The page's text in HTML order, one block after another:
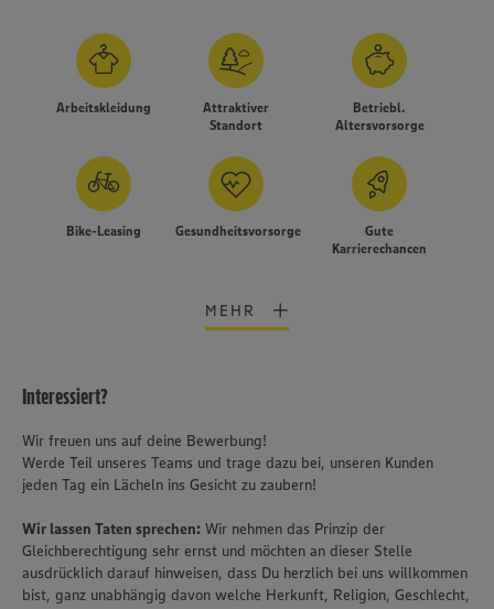
Arbeitskleidung
Attraktiver
Standort
Betriebl.
Altersvorsorge
Bike-Leasing Gesundheitsvorsorge
Gute
Karrierechancen
MEHR
Interessiert?
Wir freuen uns auf deine Bewerbung!
Werde Teil unseres Teams und trage dazu bei, unseren Kunden
jeden Tag ein Lächeln ins Gesicht zu zaubern!
Wir lassen Taten sprechen: Wir nehmen das Prinzip der
Gleichberechtigung sehr ernst und möchten an dieser Stelle
ausdrücklich darauf hinweisen, dass Du herzlich bei uns willkommen
bist, ganz unabhängig davon welche Herkunft, Religion, Geschlecht,